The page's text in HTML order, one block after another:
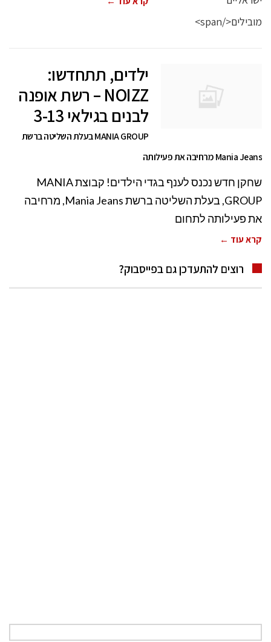
ילדים, תתחדשו:
NOIZZ – רשת אופנה
לבנים בגילאי 3-13
MANIA GROUP בעלת השליטה ברשת
Mania Jeans מרחיבה את פעילותה
שחקן חדש נכנס לענף בגדי הילדים! קבוצת MANIA
GROUP, בעלת השליטה ברשת Mania Jeans, מרחיבה
את פעילותה לתחום
קרא עוד ←
רוצים להתעדכן גם בפייסבוק?